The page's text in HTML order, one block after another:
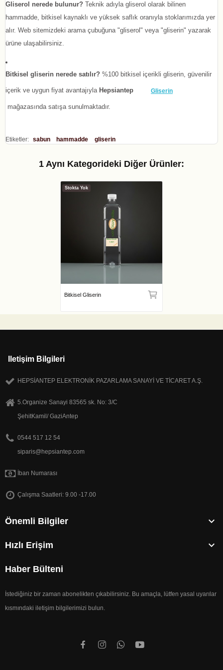
Gliserol nerede bulunur? Teknik adıyla gliserol olarak bilinen
hammadde, bitkisel kaynaklı ve yüksek saflık oranıyla stoklarımızda yer
alır. Web sitemizdeki arama çubuğuna "gliserol" veya "gliserin" yazarak
ürüne ulaşabilirsiniz.
Bitkisel gliserin nerede satılır? %100 bitkisel içerikli gliserin, güvenilir
içerik ve uygun fiyat avantajıyla Hepsiantep Gliserin
mağazasında satışa sunulmaktadır.
Etiketler: sabun hammadde gliserin
1 Aynı Kategorideki Diğer Ürünler:
Stokta Yok
Bitkisel Gliserin
Iletişim Bilgileri
HEPSİANTEP ELEKTRONİK PAZARLAMA SANAYİ VE TİCARET A.Ş.
5.Organize Sanayi 83565 sk. No: 3/C
ŞehitKamil/ GaziAntep
0544 517 12 54
siparis@hepsiantep.com
İban Numarası
Çalışma Saatleri: 9.00 -17.00
Önemli Bilgiler 
Hızlı Erişim 
Haber Bülteni
İstediğiniz bir zaman abonelikten çıkabilirsiniz. Bu amaçla, lütfen yasal uyarılar
kısmındaki iletişim bilgilerimizi bulun.